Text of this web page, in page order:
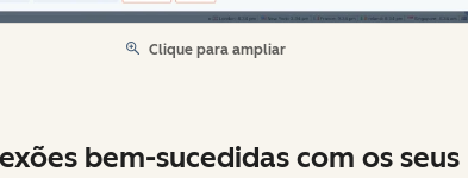
Clique para ampliar
bem-sucedidas com os seus